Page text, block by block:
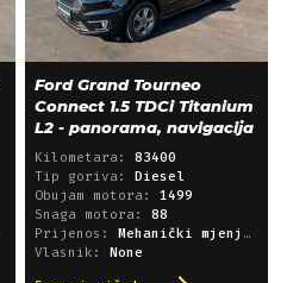
Ford Grand Tourneo
Connect 1.5 TDCi Titanium
L2 - panorama, navigacija
Kilometara: 83400
Tip goriva: Diesel
Obujam motora: 1499
Snaga motora: 88
Prijenos: Mehanički mjenjač
Vlasnik: None